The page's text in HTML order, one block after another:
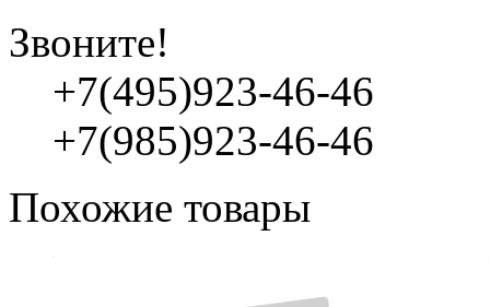
Звоните!
+7(495)923-46-46
+7(985)923-46-46
Похожие товары